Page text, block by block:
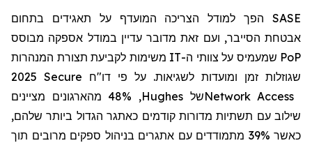
SASE הפך למודל הצריכה המועדף על תאגידים בתחום
אבטחת הסייבר, ועם זאת מדובר עדיין במודל אספקה מבוסס
PoP שמעמיס על צוותי ה-IT משימות לקביעת תצורת המנהרות
שגוזלות זמן ומועדות לשגיאות. על פי דו"ח 2025 Secure
Network Accessשל Hughes
, 48% מהארגונים מציינים
שילוב עם תשתיות מדורות קודמים כאתגר הגדול ביותר שלהם,
כאשר 39% מתמודדים עם אתגרים בניהול ספקים מרובים תוך